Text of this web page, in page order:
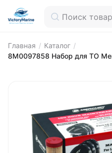
Главная / Каталог /
8M0097858 Набор для ТО